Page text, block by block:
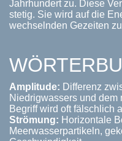
Jahrhundert zu. Diese
stetig. Sie wird auf die
wechselnden Gezeiten
Amplitude: Differenz
Niedrigwassers und dem
Begriff wird oft fälschlich
Strömung: Horizontale
Meerwasserpartikeln,